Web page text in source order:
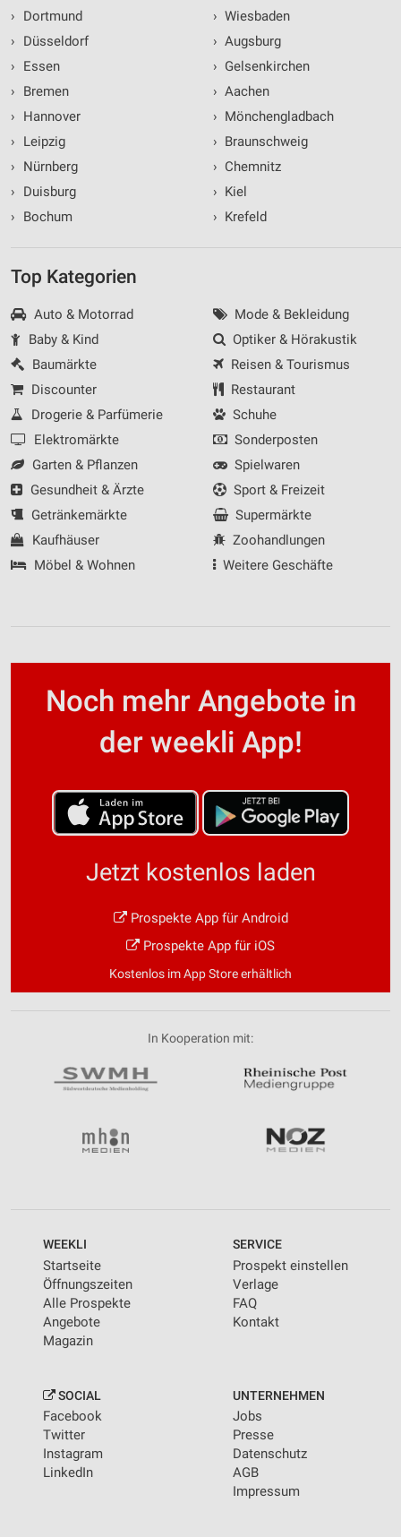
›
Dortmund
›
Düsseldorf
›
Essen
›
Bremen
›
Hannover
›
Leipzig
›
Nürnberg
›
Duisburg
›
Bochum
› Wiesbaden
› Augsburg
› Gelsenkirchen
› Aachen
› Mönchengladbach
› Braunschweig
› Chemnitz
› Kiel
› Krefeld
Top Kategorien
Auto & Motorrad
Baby & Kind
Baumärkte
Discounter
Drogerie & Parfümerie
Elektromärkte
Garten & Pflanzen
Gesundheit & Ärzte
Getränkemärkte
Kaufhäuser
Möbel & Wohnen
Mode & Bekleidung
Optiker & Hörakustik
Reisen & Tourismus
Restaurant
Schuhe
Sonderposten
Spielwaren
Sport & Freizeit
Supermärkte
Zoohandlungen
Weitere Geschäfte
Noch mehr Angebote in
der weekli App!
Jetzt kostenlos laden
Prospekte App für Android
Prospekte App für iOS
Kostenlos im App Store erhältlich
In Kooperation mit:
WEEKLI
Startseite
Öffnungszeiten
Alle Prospekte
Angebote
Magazin
SERVICE
Prospekt einstellen
Verlage
FAQ
Kontakt
SOCIAL
Facebook
Twitter
Instagram
LinkedIn
UNTERNEHMEN
Jobs
Presse
Datenschutz
AGB
Impressum